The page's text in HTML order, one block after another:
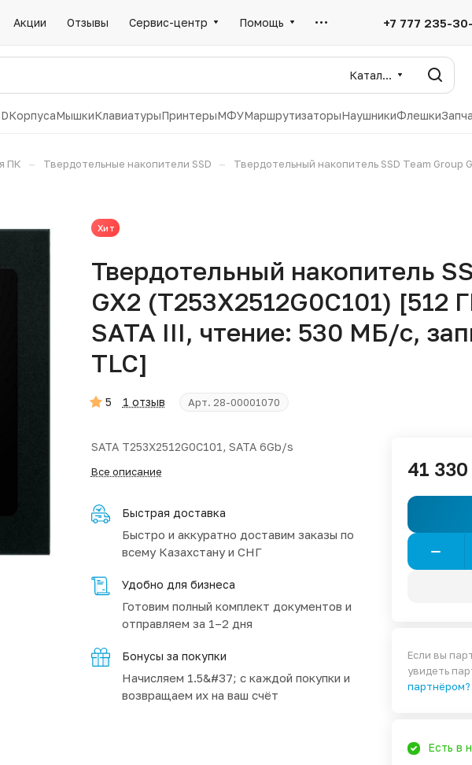
Акции Отзывы Сервис-центр Помощь +7 777 235-
Каталог
КорпусаМышкиКлавиатурыПринтерыМФУМаршрутизаторыНаушникиФлешки
ПК – Твердотельные накопители SSD –
Твердотельный накопитель SSD Team Group
Хит
Твердотельный накопитель
GX2 (T253X2512G0C101) [512
SATA III, чтение: 530 МБ/с,
TLC]
5 1 отзыв Арт. 28-00001070
SATA T253X2512G0C101, SATA 6Gb/s
Все описание
Быстрая доставка
Быстро и аккуратно доставим заказы по
всему Казахстану и СНГ
Удобно для бизнеса
Готовим полный комплект документов и
отправляем за 1–2 дня
Бонусы за покупки
Начисляем 1.5&#37; с каждой покупки и
возвращаем их на ваш счёт
41
Если вы
увидеть
партнёром?
Есть в